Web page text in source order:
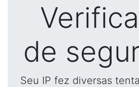
de
Seu IP fez diversas